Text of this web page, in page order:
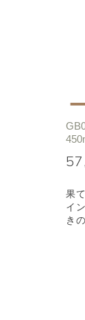
果
イ
き